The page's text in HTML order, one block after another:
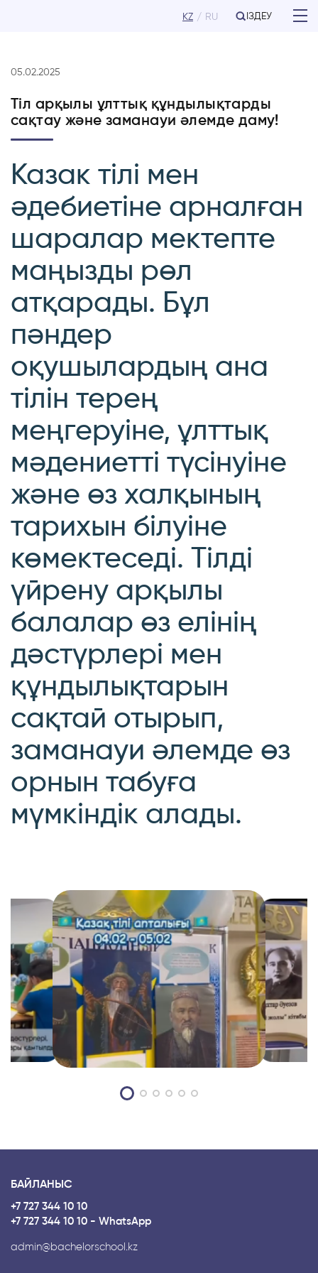
KZ RU ІЗДЕУ
05.02.2025
Тіл арқылы ұлттық құндылықтарды
сақтау және заманауи әлемде даму!
Казак тілі мен
әдебиетіне арналған
шаралар мектепте
маңызды рөл
атқарады. Бұл
пәндер
оқушылардың ана
тілін терең
меңгеруіне, ұлттық
мәдениетті түсінуіне
және өз халқының
тарихын білуіне
көмектеседі. Тілді
үйрену арқылы
балалар өз елінің
дәстүрлері мен
құндылықтарын
сақтай отырып,
заманауи әлемде өз
орнын табуға
мүмкіндік алады.
БАЙЛАНЫС
+7 727 344 10 10
+7 727 344 10 10 - WhatsApp
admin@bachelorschool.kz